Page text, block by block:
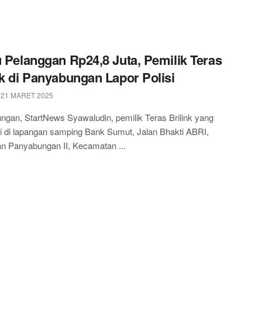
Rp24,8 Juta, Pemilik Teras
di Panyabungan Lapor Polisi
MARET 2025
StartNews Syawaludin, pemilik Teras Brilink yang
di lapangan samping Bank Sumut, Jalan Bhakti ABRI,
Panyabungan II, Kecamatan ...